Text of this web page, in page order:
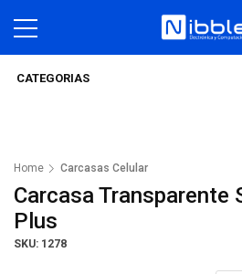
CATEGORIAS
Home Carcasas Celular
Carcasa Transparente
Plus
SKU: 1278